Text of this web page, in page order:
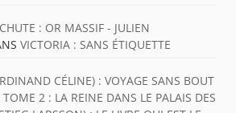
: OR MASSIF - JULIEN
VICTORIA : SANS ÉTIQUETTE
CÉLINE) : VOYAGE SANS BOUT
2 : LA REINE DANS LE PALAIS DES